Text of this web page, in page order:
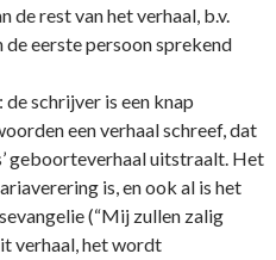
rest van het verhaal, b.v.
eerste persoon sprekend
schrijver is een knap
een verhaal schreef, dat
geboorteverhaal uitstraalt. Het
is, en ook al is het
(“Mij zullen zalig
verhaal, het wordt